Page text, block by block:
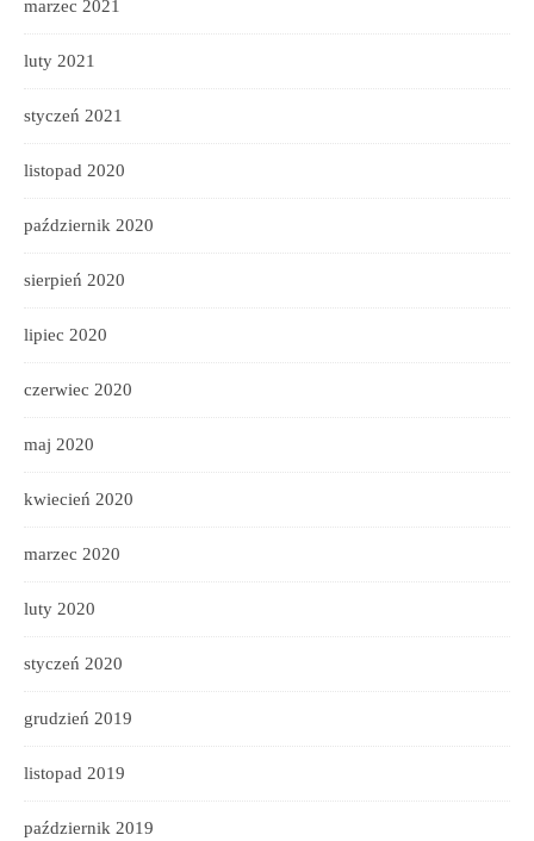
marzec 2021
luty 2021
styczeń 2021
listopad 2020
październik 2020
sierpień 2020
lipiec 2020
czerwiec 2020
maj 2020
kwiecień 2020
marzec 2020
luty 2020
styczeń 2020
grudzień 2019
listopad 2019
październik 2019